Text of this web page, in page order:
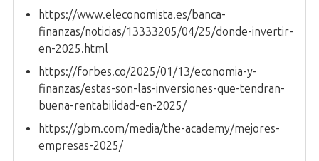
https://www.eleconomista.es/banca-
finanzas/noticias/13333205/04/25/donde-invertir-
en-2025.html
https://forbes.co/2025/01/13/economia-y-
finanzas/estas-son-las-inversiones-que-tendran-
buena-rentabilidad-en-2025/
https://gbm.com/media/the-academy/mejores-
empresas-2025/